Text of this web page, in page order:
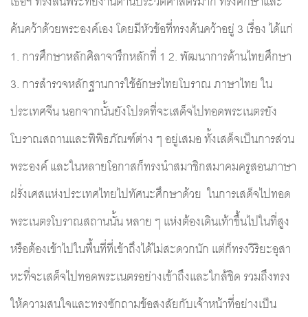
ค้นคว้าด้วยพระองค์เอง โดยมีหัวข้อที่ทรงค้นคว้าอยู่ 3 เรื่อง ได้แก่
1. การศึกษาหลักศิลาจารึกหลักที่ 1 2. พัฒนาการด้านไทยศึกษา
3. การสำรวจหลักฐานการใช้อักษรไทยโบราณ ภาษาไทย ใน
ประเทศจีน นอกจากนั้นยังโปรดที่จะเสด็จไปทอดพระเนตรยัง
โบราณสถานและพิพิธภัณฑ์ต่าง ๆ อยู่เสมอ ทั้งเสด็จเป็นการส่วน
พระองค์ และในหลายโอกาสก็ทรงนำสมาชิกสมาคมครูสอนภาษา
ฝรั่งเศสแห่งประเทศไทยไปทัศนะศึกษาด้วย  ในการเสด็จไปทอด
พระเนตรโบราณสถานนั้น หลาย ๆ แห่งต้องเดินเท้าขึ้นไปในที่สูง
หรือต้องเข้าไปในพื้นที่ที่เข้าถึงได้ไม่สะดวกนัก แต่ก็ทรงวิริยะอุสา
หะที่จะเสด็จไปทอดพระเนตรอย่างเข้าถึงและใกล้ชิด รวมถึงทรง
ให้ความสนใจและทรงซักถามข้อสงสัยกับเจ้าหน้าที่อย่างเป็น